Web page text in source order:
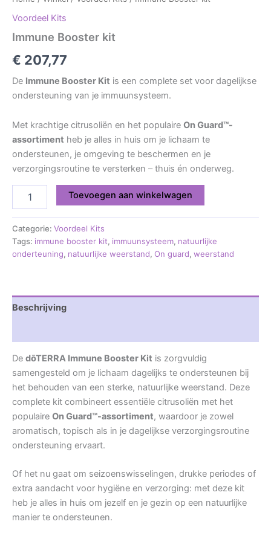
Voordeel Kits
Immune Booster kit
€ 207,77
De Immune Booster Kit is een complete set voor dagelijkse
ondersteuning van je immuunsysteem.
Met krachtige citrusoliën en het populaire On Guard™-
assortiment heb je alles in huis om je lichaam te
ondersteunen, je omgeving te beschermen en je
verzorgingsroutine te versterken – thuis én onderweg.
Toevoegen aan winkelwagen
Categorie: Voordeel Kits
Tags: immune booster kit, immuunsysteem, natuurlijke
onderteuning, natuurlijke weerstand, On guard, weerstand
Beschrijving
De dōTERRA Immune Booster Kit is zorgvuldig
samengesteld om je lichaam dagelijks te ondersteunen bij
het behouden van een sterke, natuurlijke weerstand. Deze
complete kit combineert essentiële citrusoliën met het
populaire On Guard™-assortiment, waardoor je zowel
aromatisch, topisch als in je dagelijkse verzorgingsroutine
ondersteuning ervaart.
Of het nu gaat om seizoenswisselingen, drukke periodes of
extra aandacht voor hygiëne en verzorging: met deze kit
heb je alles in huis om jezelf en je gezin op een natuurlijke
manier te ondersteunen.